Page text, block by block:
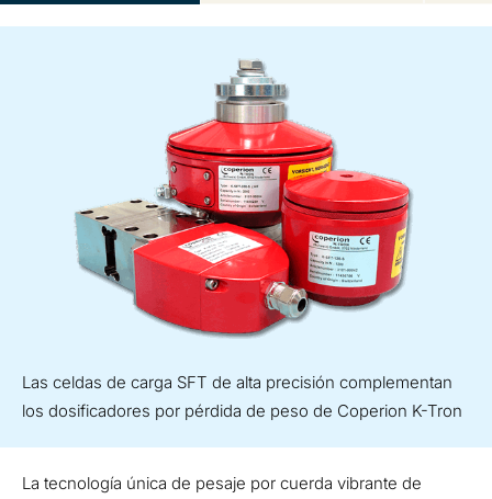
Las celdas de carga SFT de alta precisión complementan
los dosificadores por pérdida de peso de Coperion K-Tron
La tecnología única de pesaje por cuerda vibrante de